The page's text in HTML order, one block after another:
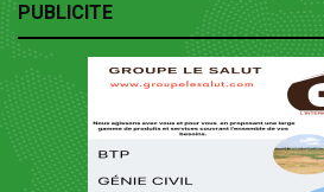
PUBLICITE